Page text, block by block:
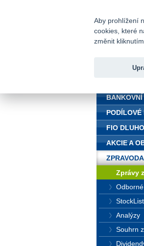
PODÍLOVÉ
FIO
AKCIE A
Zprávy
StockList
Analýzy
Souhrn
Aby prohlížení
cookies, které
změnit